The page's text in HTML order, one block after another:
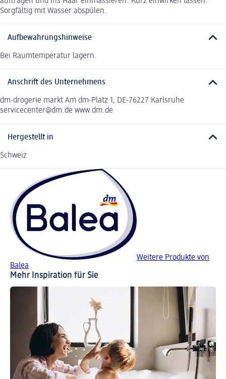
Sorgfältig mit Wasser abspülen.
Aufbewahrungshinweise
Bei Raumtemperatur lagern.
Anschrift des Unternehmens
dm-drogerie markt Am dm-Platz 1, DE-76227 Karlsruhe
servicecenter@dm.de www.dm.de
Hergestellt in
Schweiz
Weitere Produkte von
Balea
Mehr Inspiration für Sie